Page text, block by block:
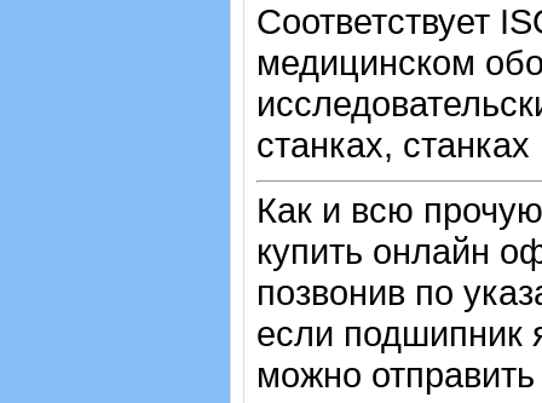
Соответствует
медицинском
станках,
Как и всю
купить онлайн
позвонив по
если подшипник
можно